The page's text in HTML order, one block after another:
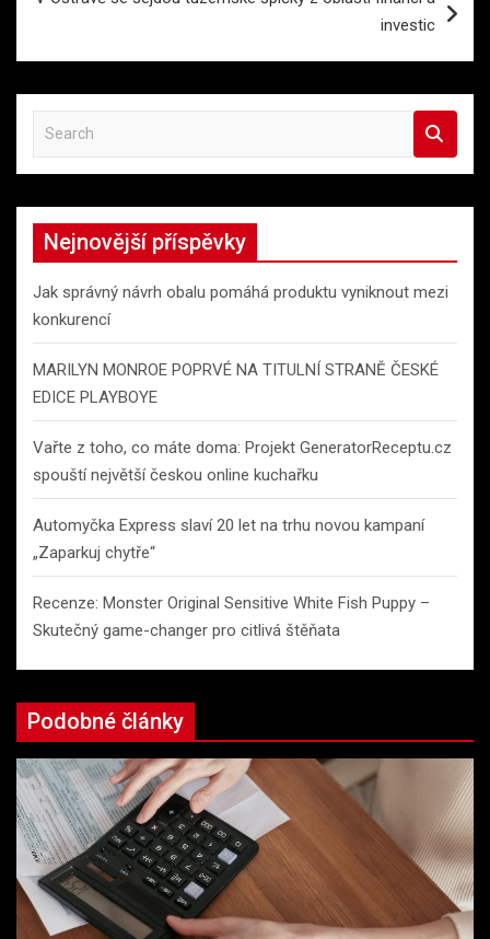
investic
a
r
h
Nejnovější příspěvky
Jak správný návrh obalu pomáhá produktu vyniknout mezi
konkurencí
MARILYN MONROE POPRVÉ NA TITULNÍ STRANĚ ČESKÉ
EDICE PLAYBOYE
Vařte z toho, co máte doma: Projekt GeneratorReceptu.cz
spouští největší českou online kuchařku
Automyčka Express slaví 20 let na trhu novou kampaní
„Zaparkuj chytře“
Recenze: Monster Original Sensitive White Fish Puppy –
Skutečný game-changer pro citlivá štěňata
Podobné články